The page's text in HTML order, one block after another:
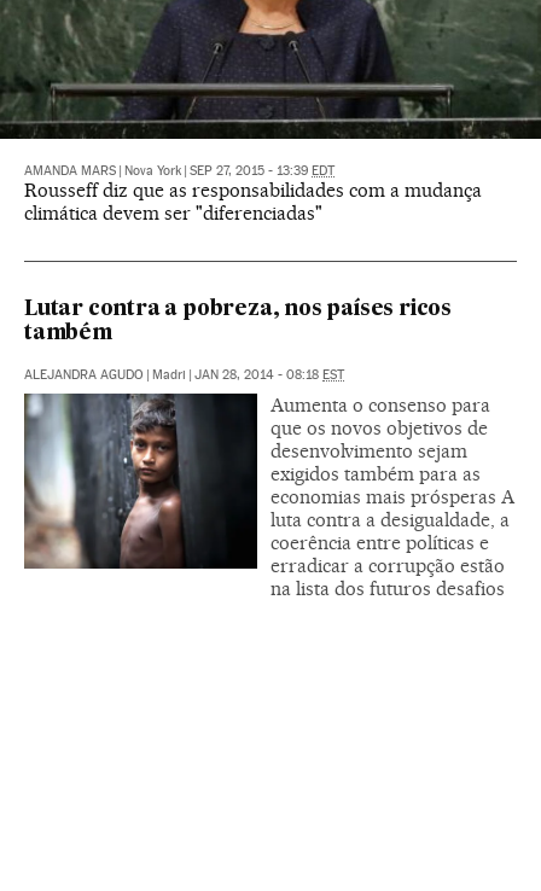
AMANDA MARS Nova York SEP 27, 2015 - 13:39 EDT
Rousseff diz que as responsabilidades com a mudança
climática devem ser "diferenciadas"
Lutar contra a pobreza, nos países ricos
também
ALEJANDRA AGUDO Madri JAN 28, 2014 - 08:18 EST
Aumenta o consenso para
que os novos objetivos de
desenvolvimento sejam
exigidos também para as
economias mais prósperas A
luta contra a desigualdade, a
coerência entre políticas e
erradicar a corrupção estão
na lista dos futuros desafios